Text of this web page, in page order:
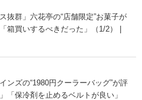
抜群」六花亭の“店舗限定”お菓子が
買いするべきだった」（1/2） |
ンズの“1980円クーラーバッグ”が評
保冷剤を止めるベルトが良い」